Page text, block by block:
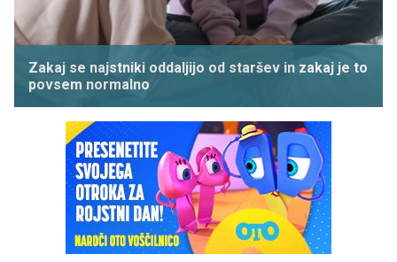
Zakaj se najstniki oddaljijo od staršev in zakaj je to
povsem normalno